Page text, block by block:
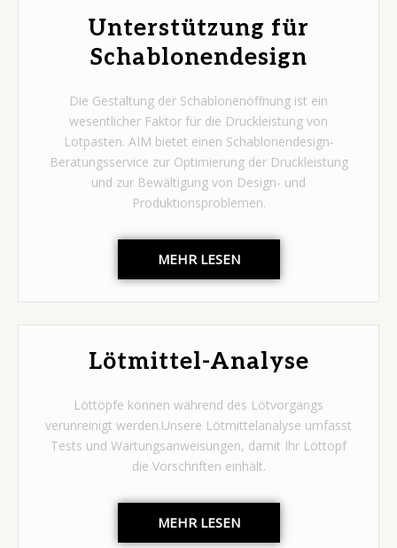
Unterstützung für
Schablonendesign
Die Gestaltung der Schablonenöffnung ist ein
wesentlicher Faktor für die Druckleistung von
Lotpasten. AIM bietet einen Schablonendesign-
Beratungsservice zur Optimierung der Druckleistung
und zur Bewältigung von Design- und
Produktionsproblemen.
MEHR LESEN
Lötmittel-Analyse
Löttöpfe können während des Lötvorgangs
verunreinigt werden.Unsere Lötmittelanalyse umfasst
Tests und Wartungsanweisungen, damit Ihr Löttopf
die Vorschriften einhält.
MEHR LESEN